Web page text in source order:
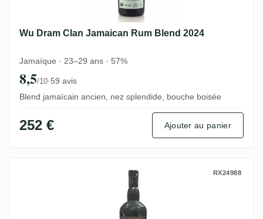
Wu Dram Clan Jamaican Rum Blend 2024
Jamaïque · 23–29 ans · 57%
8,5/10·59 avis
Blend jamaïcain ancien, nez splendide, bouche boisée
252 € Ajouter au panier
Precious Liquors New Yarmouth The
RX24988